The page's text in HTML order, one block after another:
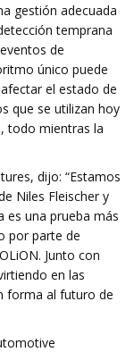
gestión adecuada
temprana
de
único puede
el estado de
que se utilizan hoy
todo mientras la
dijo: “Estamos
Niles Fleischer y
es una prueba más
por parte de
Junto con
en las
forma al futuro de